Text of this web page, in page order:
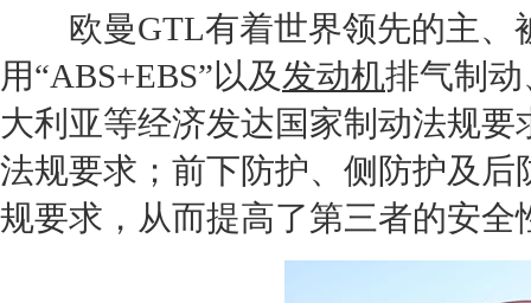
欧曼GTL有着世界领先的主、
用“ABS+EBS”以及发动机排气制
大利亚等经济发达国家制动法规要
法规要求；前下防护、侧防护及后
规要求，从而提高了第三者的安全